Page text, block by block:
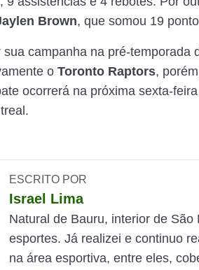
Brown, que somou 19
sua campanha na pré-temporada
o Toronto Raptors,
ocorrerá na próxima sexta-
ESCRITO POR
Israel Lima
Natural de Bauru, interior de
esportes. Já realizei e continuo
na área esportiva, entre eles,